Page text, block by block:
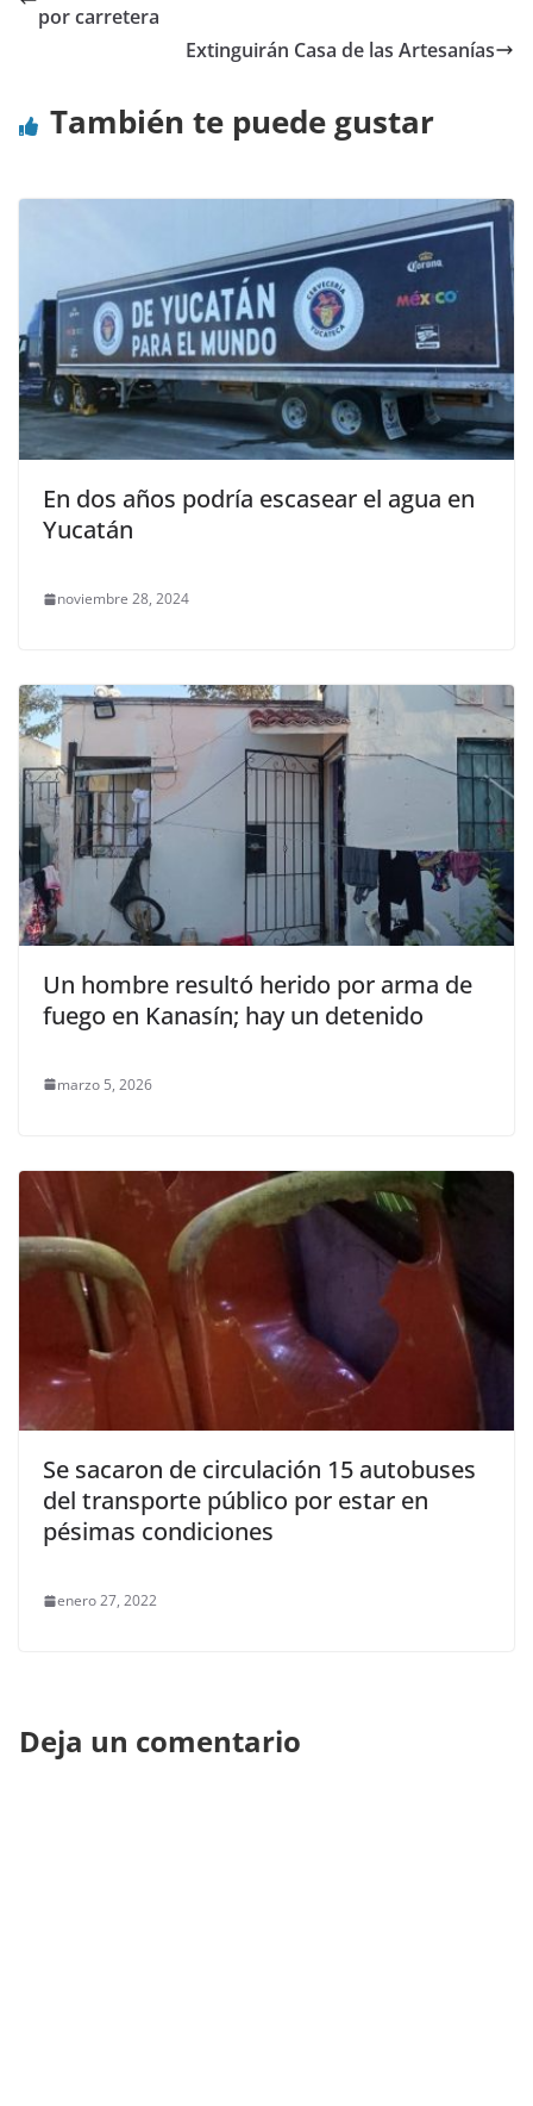
por carretera
Extinguirán Casa de las Artesanías
También te puede gustar
En dos años podría escasear el agua en
Yucatán
noviembre 28, 2024
Un hombre resultó herido por arma de
fuego en Kanasín; hay un detenido
marzo 5, 2026
Se sacaron de circulación 15 autobuses
del transporte público por estar en
pésimas condiciones
enero 27, 2022
Deja un comentario